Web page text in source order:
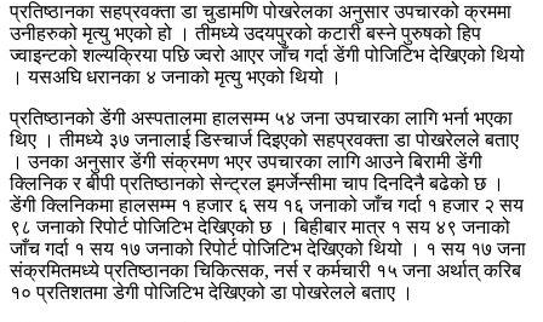
प्रतिष्ठानका सहप्रवक्ता डा चुडामणि पोखरेलका अनुसार उपचारको क्रममा
उनीहरुको मृत्यु भएको हो । तीमध्ये उदयपुरको कटारी बस्ने पुरुषको हिप
ज्वाइन्टको शल्यक्रिया पछि ज्वरो आएर जाँच गर्दा डेंगी पोजिटिभ देखिएको थियो
। यसअघि धरानका ४ जनाको मृत्यु भएको थियो ।
प्रतिष्ठानको डेंगी अस्पतालमा हालसम्म ५४ जना उपचारका लागि भर्ना भएका
थिए । तीमध्ये ३७ जनालाई डिस्चार्ज दिइएको सहप्रवक्ता डा पोखरेलले बताए
। उनका अनुसार डेंगी संक्रमण भएर उपचारका लागि आउने बिरामी डेंगी
क्लिनिक र बीपी प्रतिष्ठानको सेन्ट्रल इमर्जेन्सीमा चाप दिनदिनै बढेको छ ।
डेंगी क्लिनिकमा हालसम्म १ हजार ६ सय १६ जनाको जाँच गर्दा १ हजार २ सय
९८ जनाको रिपोर्ट पोजिटिभ देखिएको छ । बिहीबार मात्र १ सय ४९ जनाको
जाँच गर्दा १ सय १७ जनाको रिपोर्ट पोजिटिभ देखिएको थियो । १ सय १७ जना
संक्रमितमध्ये प्रतिष्ठानका चिकित्सक, नर्स र कर्मचारी १५ जना अर्थात् करिब
१० प्रतिशतमा डेगी पोजिटिभ देखिएको डा पोखरेलले बताए ।